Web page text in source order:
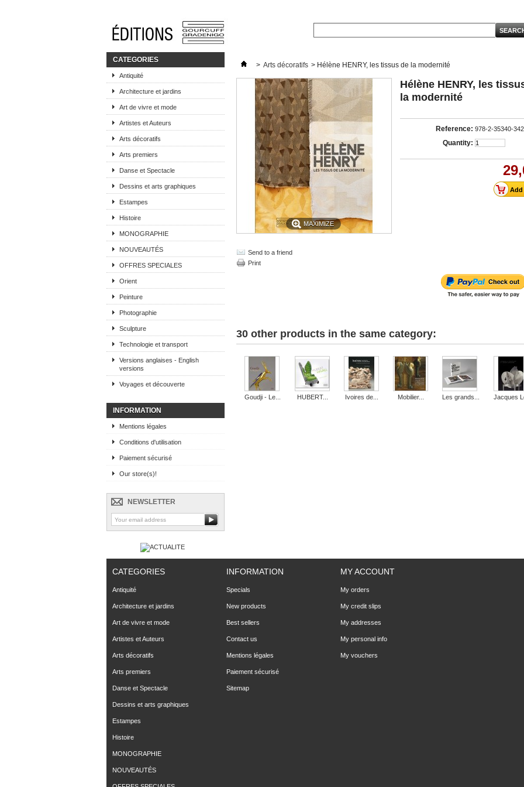
CATEGORIES
Antiquité
Architecture et jardins
Art de vivre et mode
Artistes et Auteurs
Arts décoratifs
Arts premiers
Danse et Spectacle
Dessins et arts graphiques
Estampes
Histoire
MONOGRAPHIE
NOUVEAUTÉS
OFFRES SPECIALES
Orient
Peinture
Photographie
Sculpture
Technologie et transport
Versions anglaises - English
versions
Voyages et découverte
INFORMATION
Mentions légales
Conditions d'utilisation
Paiement sécurisé
Our store(s)!
NEWSLETTER
> Arts décoratifs > Hélène HENRY, les tissus de la modernité
MAXIMIZE
Send to a friend
Print
Hélène HENRY, les
la modernité
Reference: 978-2-35340-
Quantity:
30 other products in the same category:
Goudji - Le... HUBERT... Ivoires de... Mobilier... Les grands... Jacques
CATEGORIES
Antiquité
Architecture et jardins
Art de vivre et mode
Artistes et Auteurs
Arts décoratifs
Arts premiers
Danse et Spectacle
Dessins et arts graphiques
Estampes
Histoire
MONOGRAPHIE
NOUVEAUTÉS
INFORMATION
Specials
New products
Best sellers
Contact us
Mentions légales
Paiement sécurisé
Sitemap
MY ACCOUNT
My orders
My credit slips
My addresses
My personal info
My vouchers